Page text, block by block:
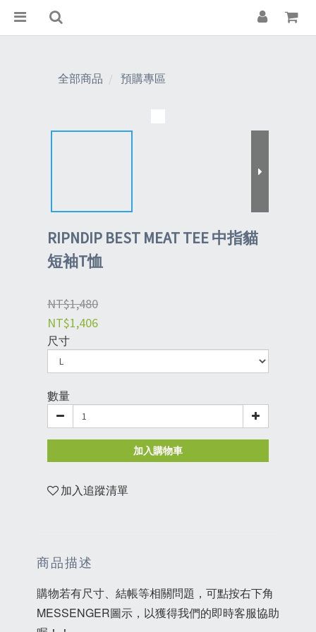
全部商品 預購專區
RIPNDIP BEST MEAT TEE 中指貓
短袖T恤
NT$1,480
NT$1,406
尺寸
數量
加入購物車
加入追蹤清單
商品描述
購物若有尺寸、結帳等相關問題，可點按右下角
MESSENGER圖示，以獲得我們的即時客服協助